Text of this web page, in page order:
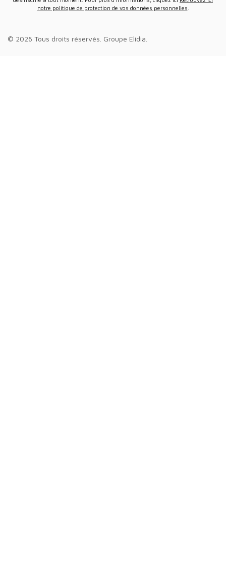
notre politique de protection de vos données personnelles
© 2026 Tous droits réservés. Groupe Elidia.